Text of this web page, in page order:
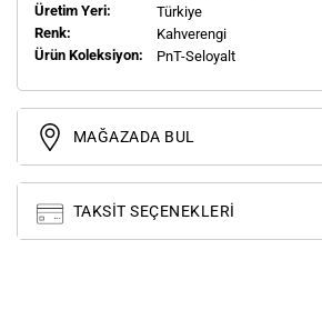
Üretim Yeri:
Türkiye
Renk:
Kahverengi
Ürün Koleksiyon:
PnT-Seloyalt
MAĞAZADA BUL
TAKSIT SEÇENEKLERI